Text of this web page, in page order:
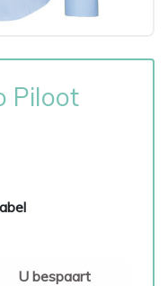
Piloot
U bespaart